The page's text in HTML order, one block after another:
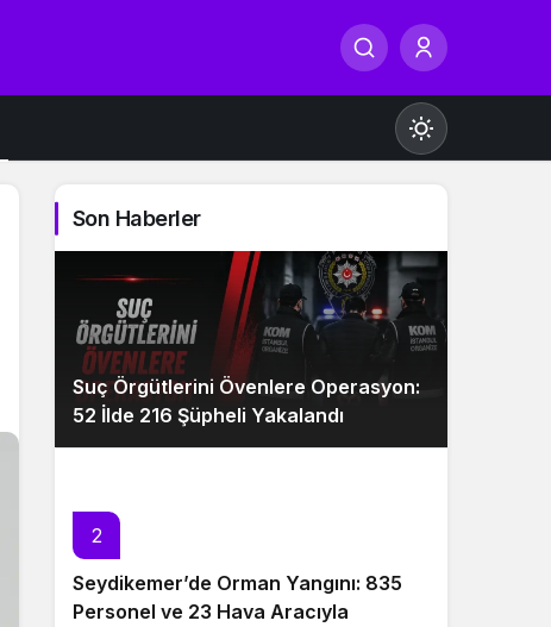
Gündüz Modu
Gündüz modunu seçin.
Gece Modu
Son Haberler
Suç Örgütlerini Övenlere Operasyon:
52 İlde 216 Şüpheli Yakalandı
2
Seydikemer’de Orman Yangını: 835
Personel ve 23 Hava Aracıyla